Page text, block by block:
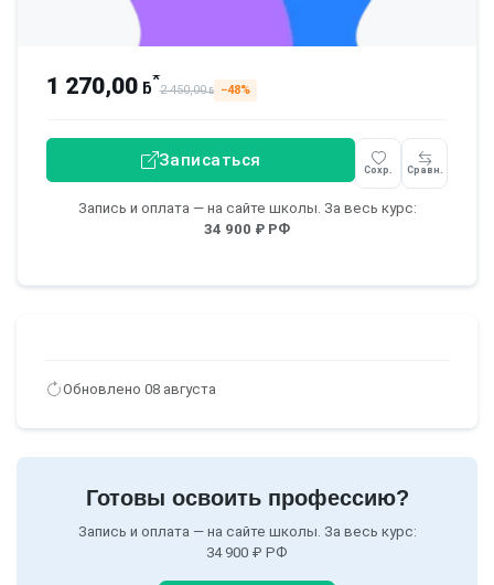
Обновлено 08 августа
Готовы освоить профессию?
Запись и оплата — на сайте школы. За весь курс:
34 900 ₽ РФ
1 270,00ƃ*
2 450,00ƃ −48%
Записаться Сохр. Сравн.
Запись и оплата — на сайте школы. За весь курс:
34 900 ₽ РФ